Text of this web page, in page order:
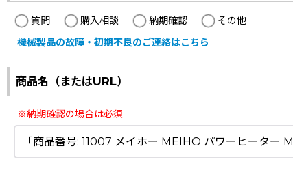
質問 購入相談 納期確認
その他
機械製品の故障・初期不良のご連絡はこちら
商品名（またはURL）
※納期確認の場合は必須